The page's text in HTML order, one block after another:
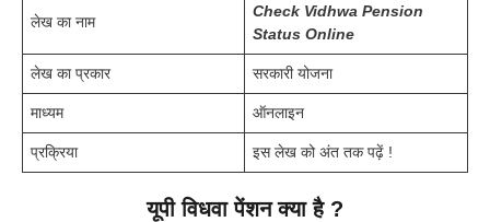
लेख का नाम
Check Vidhwa Pension
Status Online
लेख का प्रकार सरकारी योजना
माध्यम ऑनलाइन
प्रक्रिया इस लेख को अंत तक पढ़ें !
यूपी विधवा पेंशन क्या है ?